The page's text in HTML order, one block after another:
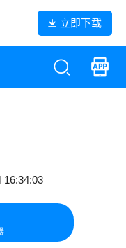
立即下载
16:34:03